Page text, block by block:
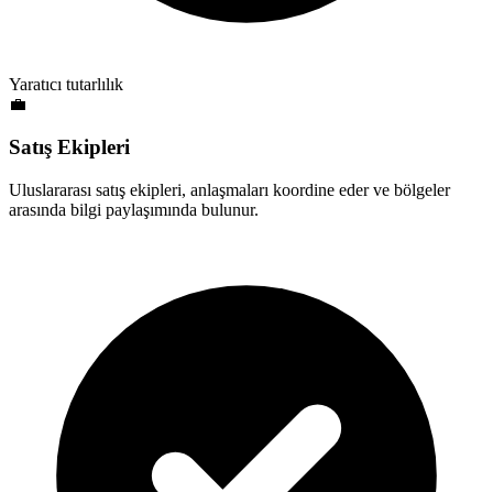
Yaratıcı tutarlılık
💼
Satış Ekipleri
Uluslararası satış ekipleri, anlaşmaları koordine eder ve bölgeler
arasında bilgi paylaşımında bulunur.